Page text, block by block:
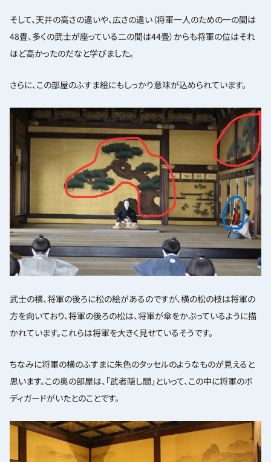
そして、天井の高さの違いや、広さの違い（将軍一人のための一の間は
48畳、多くの武士が座っている二の間は44畳）からも将軍の位はそれ
ほど高かったのだなと学びました。
さらに、この部屋のふすま絵にもしっかり意味が込められています。
武士の横、将軍の後ろに松の絵があるのですが、横の松の枝は将軍の
方を向いており、将軍の後ろの松は、将軍が傘をかぶっているように描
かれています。これらは将軍を大きく見せているそうです。
ちなみに将軍の横のふすまに朱色のタッセルのようなものが見えると
思います。この奥の部屋は、「武者隠し間」といって、この中に将軍のボ
ディガードがいたとのことです。